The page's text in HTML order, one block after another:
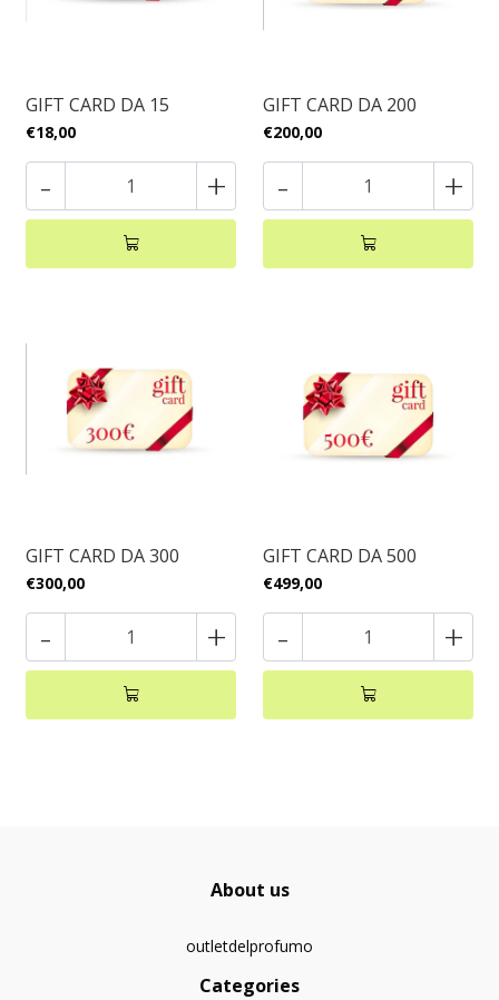
GIFT CARD DA 15
€18,00
- +
GIFT CARD DA 200
€200,00
- +
GIFT CARD DA 300
€300,00
- +
GIFT CARD DA 500
€499,00
- +
About us
outletdelprofumo
Categories